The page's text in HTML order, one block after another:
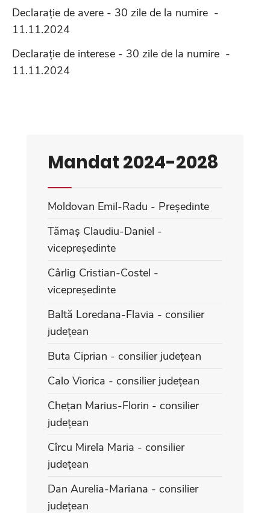
Declarație de avere - 30 zile de la numire -
11.11.2024
Declarație de interese - 30 zile de la numire -
11.11.2024
Mandat 2024-2028
Moldovan Emil-Radu - Președinte
Tămaș Claudiu-Daniel -
vicepreședinte
Cârlig Cristian-Costel -
vicepreședinte
Baltă Loredana-Flavia - consilier
județean
Buta Ciprian - consilier județean
Calo Viorica - consilier județean
Chețan Marius-Florin - consilier
județean
Cîrcu Mirela Maria - consilier
județean
Dan Aurelia-Mariana - consilier
județean